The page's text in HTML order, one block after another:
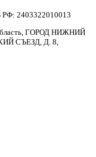
РФ: 2403322010013
ГОРОД НИЖНИЙ
СЪЕЗД, Д. 8,